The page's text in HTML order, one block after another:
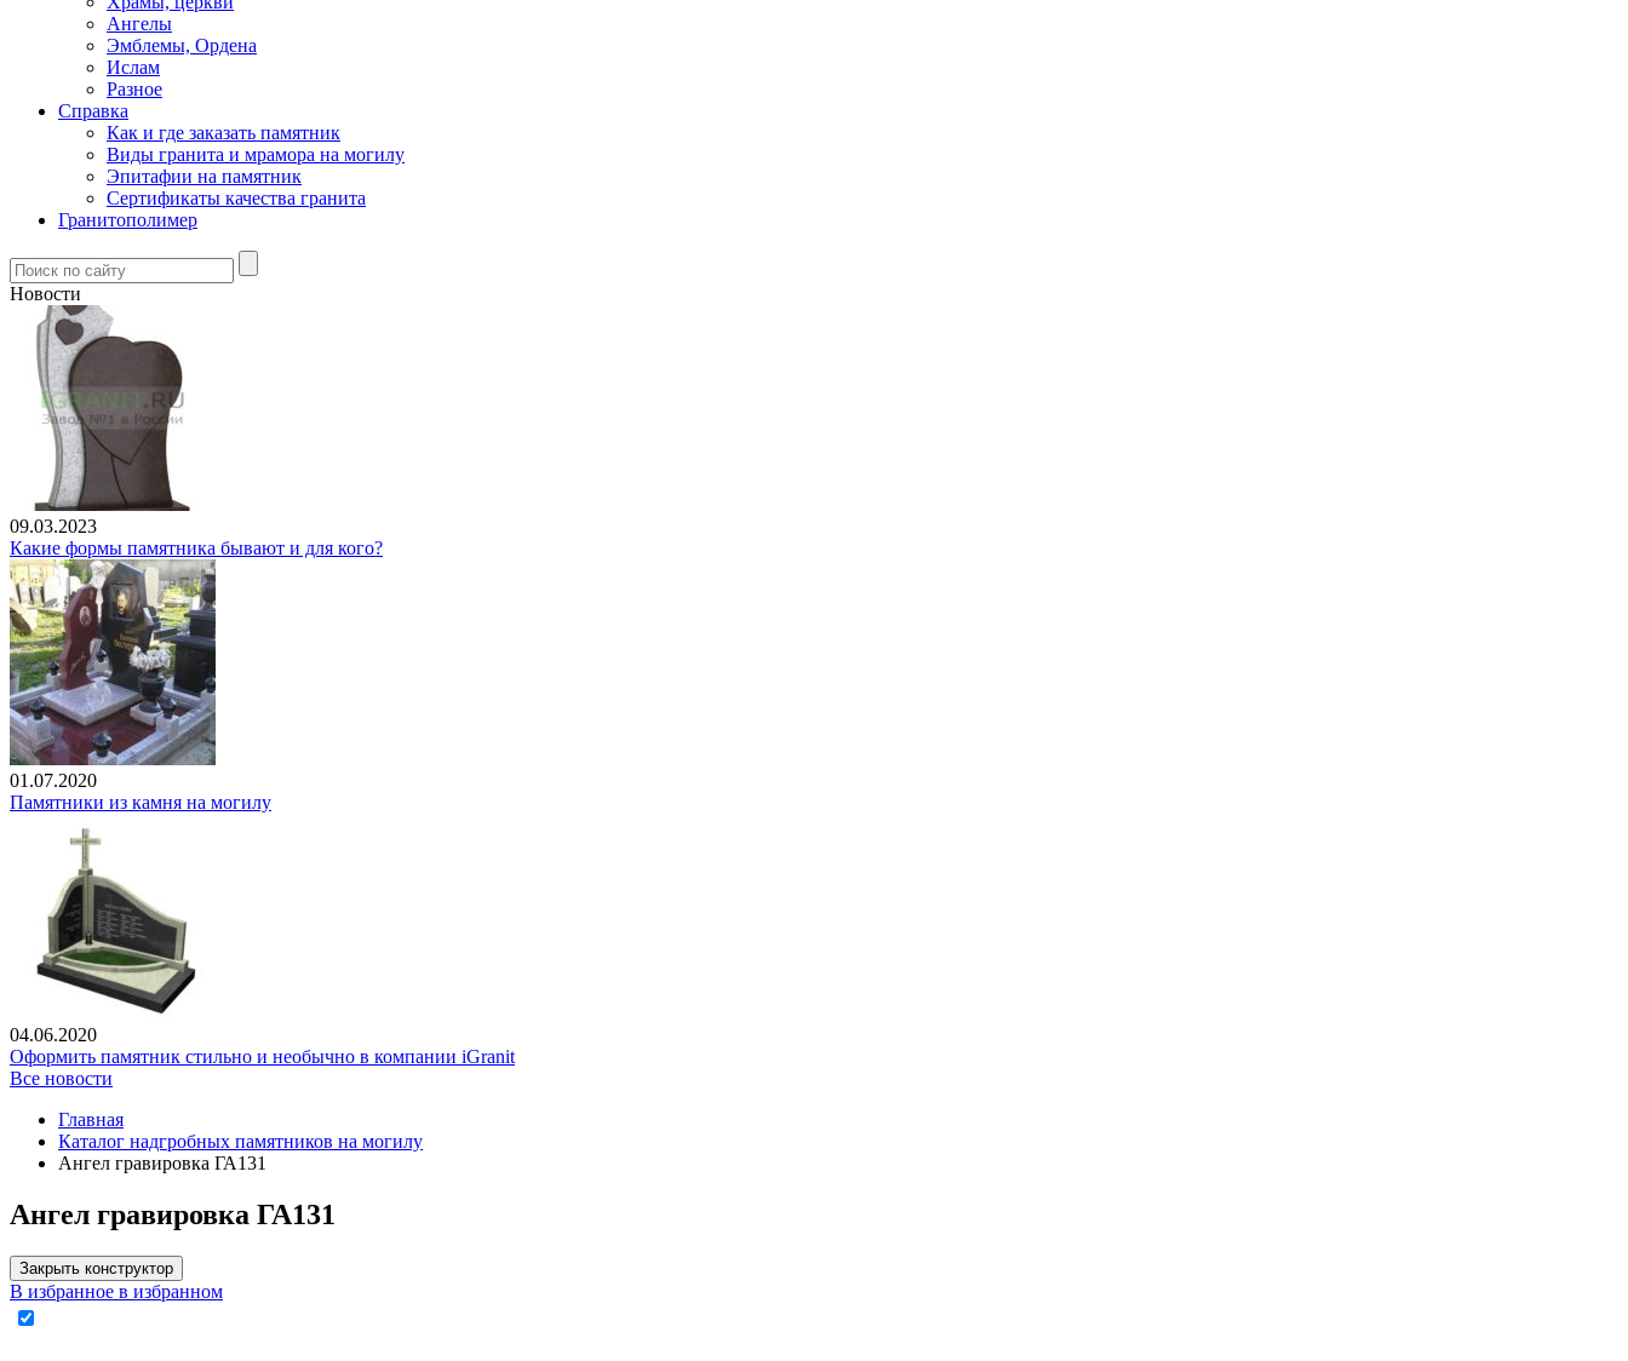
Ангелы
Эмблемы, Ордена
Ислам
Разное
Справка
Как и где заказать памятник
Виды гранита и мрамора на могилу
Эпитафии на памятник
Сертификаты качества гранита
Гранитополимер
Новости
09.03.2023
Какие формы памятника бывают и для кого?
01.07.2020
Памятники из камня на могилу
04.06.2020
Оформить памятник стильно и необычно в компании iGranit
Все новости
Главная
Каталог надгробных памятников на могилу
Ангел гравировка ГА131
Ангел гравировка ГА131
Закрыть конструктор
В избранное в избранном